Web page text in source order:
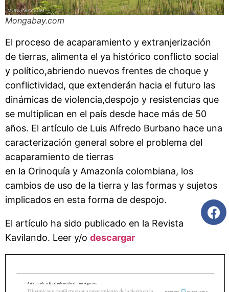
Mongabay.com
El proceso de acaparamiento y extranjerización
de tierras, alimenta el ya histórico conflicto social
y político,abriendo nuevos frentes de choque y
conflictividad, que extenderán hacia el futuro las
dinámicas de violencia,despojo y resistencias que
se multiplican en el país desde hace más de 50
años. El artículo de Luis Alfredo Burbano hace una
caracterización general sobre el problema del
acaparamiento de tierras
en la Orinoquía y Amazonía colombiana, los
cambios de uso de la tierra y las formas y sujetos
implicados en esta forma de despojo.
El artículo ha sido publicado en la Revista
Kavilando. Leer y/o descargar